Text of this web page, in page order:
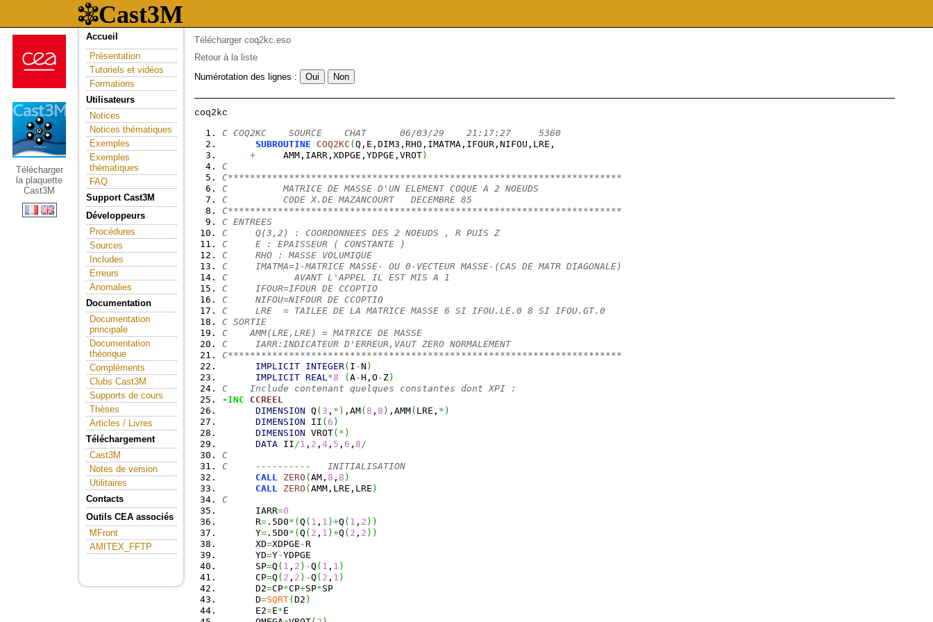
Télécharger
la plaquette
Cast3M
Accueil
Présentation
Tutoriels et vidéos
Formations
Utilisateurs
Notices
Notices thématiques
Exemples
Exemples
thématiques
FAQ
Support Cast3M
Développeurs
Procédures
Sources
Includes
Erreurs
Anomalies
Documentation
Documentation
principale
Documentation
théorique
Compléments
Clubs Cast3M
Supports de cours
Thèses
Articles / Livres
Téléchargement
Cast3M
Notes de version
Utilitaires
Contacts
Outils CEA associés
MFront
AMITEX_FFTP
Télécharger coq2kc.eso
Retour à la liste
Numérotation des lignes :
C COQ2KC    SOURCE    CHAT      06/03/29    21:17:27     5360
SUBROUTINE
COQ2KC (Q,E,DIM3,RHO,IMATMA,IFOUR,NIFOU,LRE,
+
     AMM,IARR,XDPGE,YDPGE,VROT
)
C
C***********************************************************************
C          MATRICE DE MASSE D'UN ELEMENT COQUE A 2 NOEUDS
C          CODE X.DE MAZANCOURT   DECEMBRE 85
C***********************************************************************
C ENTREES
C     Q(3,2) : COORDONNEES DES 2 NOEUDS , R PUIS Z
C     E : EPAISSEUR ( CONSTANTE )
C     RHO : MASSE VOLUMIQUE
C     IMATMA=1-MATRICE MASSE- OU 0-VECTEUR MASSE-(CAS DE MATR DIAGONALE)
C            AVANT L'APPEL IL EST MIS A 1
C     IFOUR=IFOUR DE CCOPTIO
C     NIFOU=NIFOUR DE CCOPTIO
C     LRE  = TAILEE DE LA MATRICE MASSE 6 SI IFOU.LE.0 8 SI IFOU.GT.0
C SORTIE
C    AMM(LRE,LRE) = MATRICE DE MASSE
C     IARR:INDICATEUR D'ERREUR,VAUT ZERO NORMALEMENT
C***********************************************************************
IMPLICIT INTEGER( I -N )
IMPLICIT REAL *8 (A-H,O - Z)
C    Include contenant quelques constantes dont XPI :
-INC
CCREEL
DIMENSION Q ( 3 , * ) ,AM( 8 , 8 ) ,AMM( LRE, * )
DIMENSION II ( 6 )
DIMENSION VROT( * )
DATA II /1 , 2 , 4 , 5 , 6 , 8 /
C
C     ----------   INITIALISATION
CALL
ZERO (AM, 8 , 8 )
CALL
ZERO (AMM,LRE,LRE )
C
      IARR
=0
      R
= .5D0* (Q ( 1 , 1 ) +Q ( 1 , 2 ) )
      Y
= .5D0* (Q ( 2 , 1 ) +Q ( 2 , 2 ) )
      XD
=XDPGE -R
      YD
=Y-YDPGE
      SP
=Q ( 1 , 2 ) -Q ( 1 , 1 )
      CP
=Q ( 2 , 2 ) -Q ( 2 , 1 )
      D2
=CP*CP+SP*SP
      D
=SQRT(D2 )
      E2
=E*E